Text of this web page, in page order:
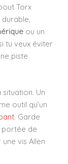
Torx
ou un
tu veux éviter
piste
situation. Un
outil qu’un
. Garde
portée de
vis Allen